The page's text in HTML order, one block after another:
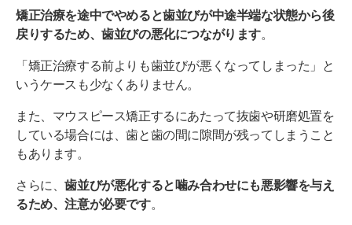
矯正治療を途中でやめると歯並びが中途半端な状態から後
戻りするため、歯並びの悪化につながります。
「矯正治療する前よりも歯並びが悪くなってしまった」と
いうケースも少なくありません。
また、マウスピース矯正するにあたって抜歯や研磨処置を
している場合には、歯と歯の間に隙間が残ってしまうこと
もあります。
さらに、歯並びが悪化すると噛み合わせにも悪影響を与え
るため、注意が必要です。